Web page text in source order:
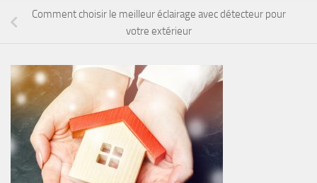
Comment choisir le meilleur éclairage avec détecteur pour
votre extérieur